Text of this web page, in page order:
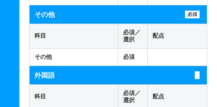
その他 必須
科目
必須／
選択
配点
その他 必須
外国語
科目
必須／
選択
配点